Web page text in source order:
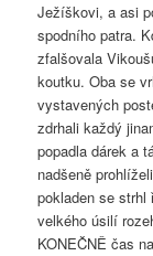
Ježíškovi, a asi
spodního patra.
zfalšovala
koutku. Oba se
vystavených
zdrhali každý
popadla dárek a
nadšeně
pokladen se
velkého úsilí
KONEČNĚ čas